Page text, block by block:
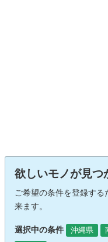
欲しいモノが見つ
ご希望の条件を登録す
来ます。
選択中の条件 沖縄県